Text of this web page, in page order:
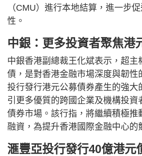
（CMU）進行本地結算，進一步
性。
中銀：更多投資者聚焦港
中銀香港副總裁王化斌表示，超主
債，是對香港金融市場深度與韌性
投行發行港元公募債券產生的強大
引更多優質的跨國企業及機構投資
債券市場。該行指，將繼續積極推
融資，為提升香港國際金融中心的
滙豐亞投行發行40億港元